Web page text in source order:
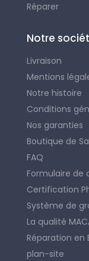
Réparer
Notre
Livraison
Mentions
Notre histoire
Conditions
Nos garanties
Boutique de
FAQ
Formulaire de
Certification
Système de
La qualité
Réparation en
plan-site